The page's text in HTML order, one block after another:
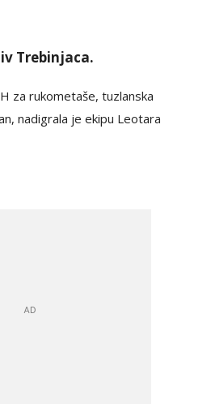
Trebinjaca.
za rukometaše, tuzlanska
nadigrala je ekipu Leotara